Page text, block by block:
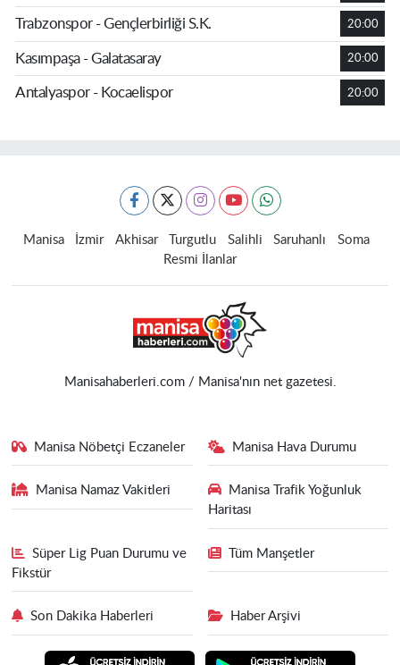
Trabzonspor - Gençlerbirliği S.K. 20:00
Kasımpaşa - Galatasaray 20:00
Antalyaspor - Kocaelispor 20:00
Manisa İzmir Akhisar Turgutlu Salihli Saruhanlı
Soma
Resmi İlanlar
Manisahaberleri.com / Manisa'nın net gazetesi.
Manisa Nöbetçi Eczaneler Manisa Hava Durumu
Manisa Namaz Vakitleri
Manisa Trafik Yoğunluk
Haritası
Süper Lig Puan Durumu ve
Fikstür
Tüm Manşetler
Son Dakika Haberleri Haber Arşivi